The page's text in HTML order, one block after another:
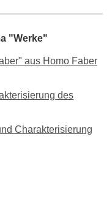
"Werke"
aus Homo Faber
des
Charakterisierung